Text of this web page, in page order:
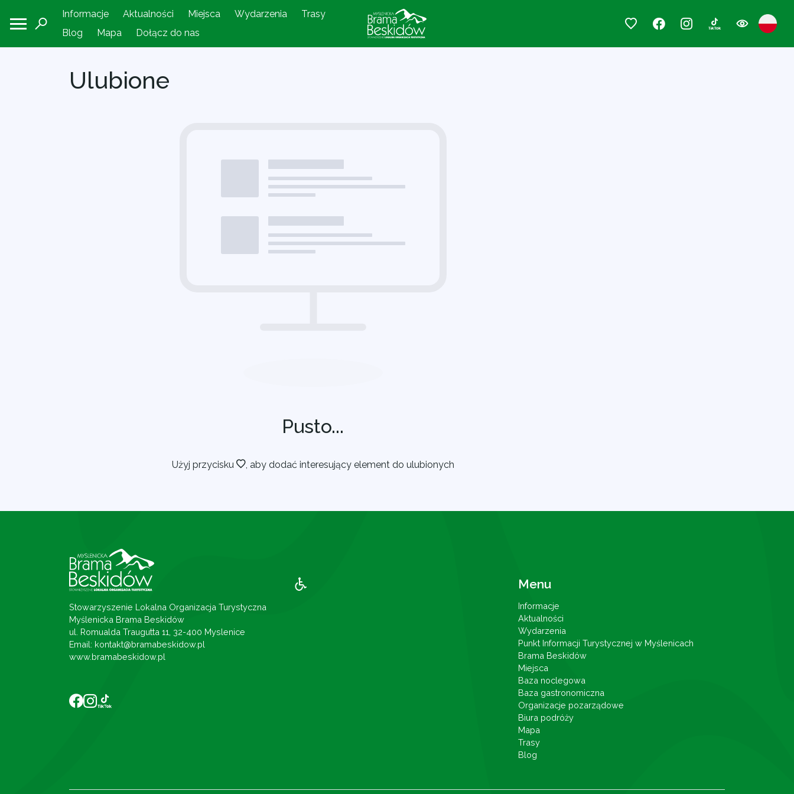
Informacje Aktualności Miejsca Wydarzenia
Trasy
Blog
Mapa Dołącz do nas
Ulubione
Pusto...
Użyj przycisku , aby dodać interesujący element do ulubionych
Stowarzyszenie Lokalna Organizacja Turystyczna
Myślenicka Brama Beskidów
ul. Romualda Traugutta 11, 32-400 Myslenice
Email: kontakt@bramabeskidow.pl
www.bramabeskidow.pl
Menu
Informacje
Aktualności
Wydarzenia
Punkt Informacji Turystycznej w Myślenicach
Brama Beskidów
Miejsca
Baza noclegowa
Baza gastronomiczna
Organizacje pozarządowe
Biura podróży
Mapa
Trasy
Blog